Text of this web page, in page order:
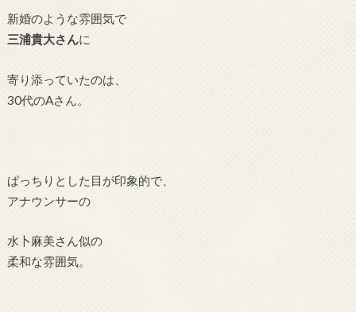
新婚のような雰囲気で
三浦貴大さんに
寄り添っていたのは、
30代のAさん。
ぱっちりとした目が印象的で、
アナウンサーの
水卜麻美さん似の
柔和な雰囲気。